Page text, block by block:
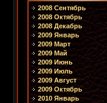
2008 Сентябрь
2008 Октябрь
2008 Декабрь
2009 Январь
2009 Март
2009 Май
2009 Июнь
2009 Июль
2009 Август
2009 Октябрь
2010 Январь